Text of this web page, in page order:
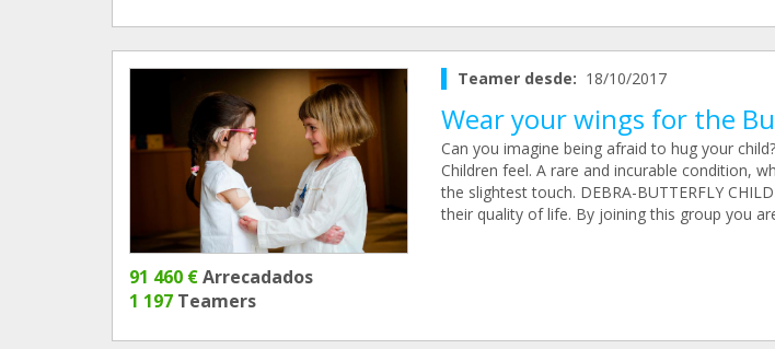
91 460 €Arrecadados
1 197 Teamers
Teamer desde: 18/10/2017
Wear your wings for the
Can you imagine being afraid to hug your
Children feel. A rare and incurable condition,
the slightest touch. DEBRA-BUTTERFLY
their quality of life. By joining this group you